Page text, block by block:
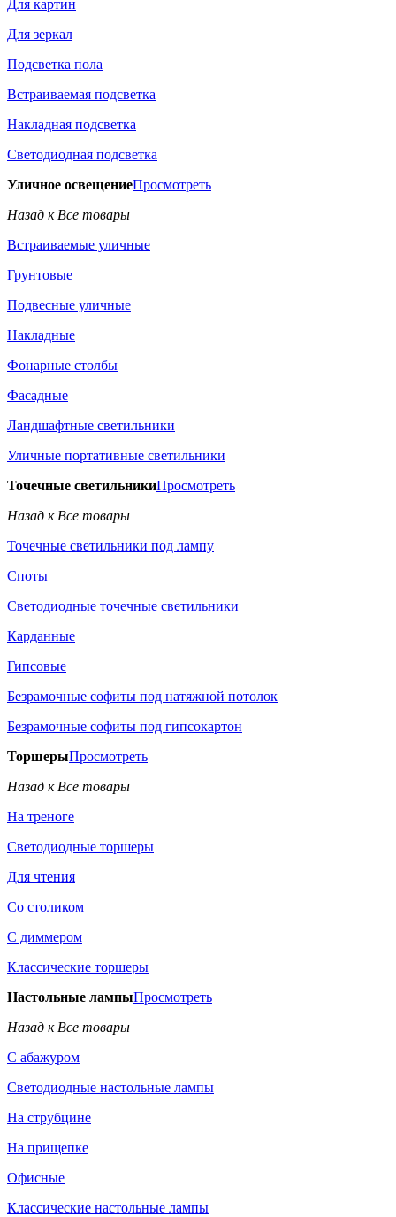
Для картин
Для зеркал
Подсветка пола
Встраиваемая подсветка
Накладная подсветка
Светодиодная подсветка
Уличное освещениеПросмотреть
Назад к Все товары
Встраиваемые уличные
Грунтовые
Подвесные уличные
Накладные
Фонарные столбы
Фасадные
Ландшафтные светильники
Уличные портативные светильники
Точечные светильникиПросмотреть
Назад к Все товары
Точечные светильники под лампу
Споты
Светодиодные точечные светильники
Карданные
Гипсовые
Безрамочные софиты под натяжной потолок
Безрамочные софиты под гипсокартон
ТоршерыПросмотреть
Назад к Все товары
На треноге
Светодиодные торшеры
Для чтения
Со столиком
С диммером
Классические торшеры
Настольные лампыПросмотреть
Назад к Все товары
С абажуром
Светодиодные настольные лампы
На струбцине
На прищепке
Офисные
Классические настольные лампы